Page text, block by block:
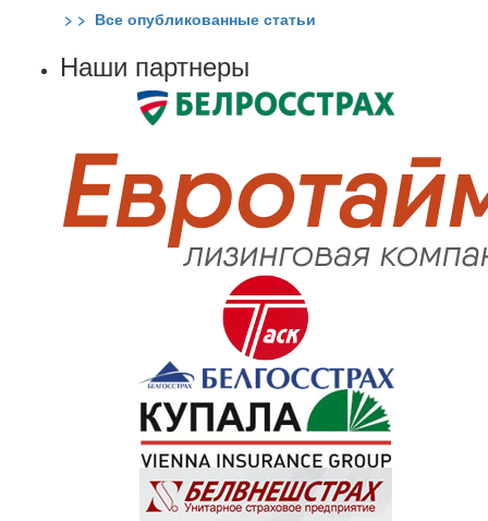
> > Все опубликованные статьи
Наши партнеры